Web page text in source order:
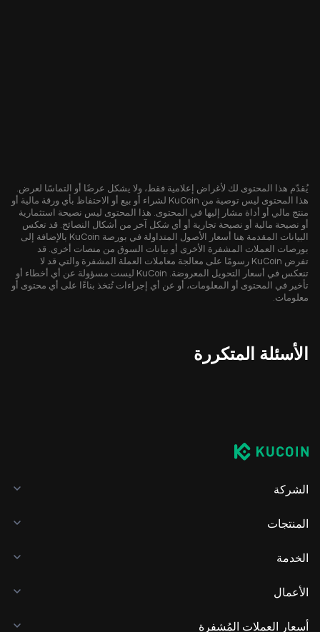
يُقدّم هذا المحتوى لك لأغراض إعلامية فقط، ولا يشكل عرضًا أو التماسًا لعرض.
هذا المحتوى ليس توصية من KuCoin لشراء أو بيع أو الاحتفاظ بأي ورقة مالية أو
منتج مالي أو أداة مشار إليها في المحتوى. هذا المحتوى ليس نصيحة استثمارية
أو نصيحة مالية أو نصيحة تجارية أو أي شكل آخر من أشكال النصائح. قد تعكس
البيانات المقدمة هنا أسعار الأصول المتداولة في بورصة KuCoin بالإضافة إلى
بورصات العملات المشفرة الأخرى أو بيانات السوق من منصات أخرى. قد
تفرض KuCoin رسومًا على معالجة معاملات العملة المشفرة والتي قد لا
تنعكس في أسعار التحويل المعروضة. KuCoin ليست مسؤولة عن أي أخطاء أو
تأخير في المحتوى أو المعلومات، أو عن أي إجراءات تُتخذ بناءًا على أي محتوى أو
معلومات.
الأسئلة المتكررة
الشركة
المنتجات
الخدمة
الأعمال
أسعار العملات المُشفرة